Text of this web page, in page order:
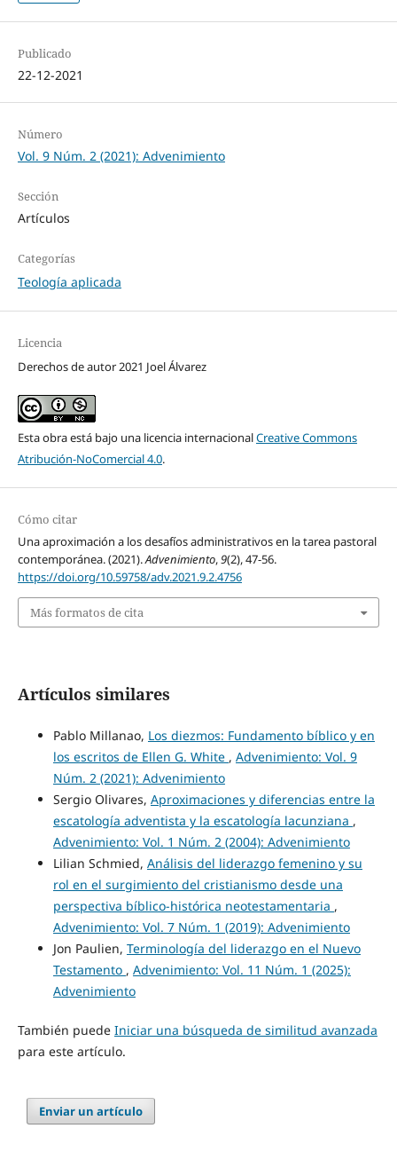
Publicado
22-12-2021
Número
Vol. 9 Núm. 2 (2021): Advenimiento
Sección
Artículos
Categorías
Teología aplicada
Licencia
Derechos de autor 2021 Joel Álvarez
Esta obra está bajo una licencia internacionalCreative Commons
Atribución-NoComercial 4.0.
Cómo citar
Una aproximación a los desafíos administrativos en la tarea pastoral
contemporánea. (2021).Advenimiento,9(2), 47-56.
https://doi.org/10.59758/adv.2021.9.2.4756
Más formatos de cita
Artículos similares
Pablo Millanao, Los diezmos: Fundamento bíblico y en
los escritos de Ellen G. White , Advenimiento: Vol. 9
Núm. 2 (2021): Advenimiento
Sergio Olivares, Aproximaciones y diferencias entre la
escatología adventista y la escatología lacunziana ,
Advenimiento: Vol. 1 Núm. 2 (2004): Advenimiento
Lilian Schmied, Análisis del liderazgo femenino y su
rol en el surgimiento del cristianismo desde una
perspectiva bíblico-histórica neotestamentaria ,
Advenimiento: Vol. 7 Núm. 1 (2019): Advenimiento
Jon Paulien, Terminología del liderazgo en el Nuevo
Testamento , Advenimiento: Vol. 11 Núm. 1 (2025):
Advenimiento
También puede Iniciar una búsqueda de similitud avanzada
para este artículo.
Enviar un artículo